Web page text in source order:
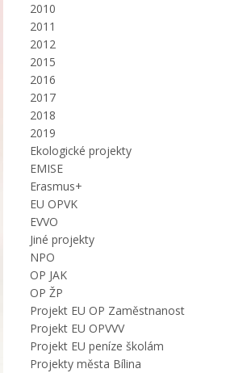
2010
2011
2012
2015
2016
2017
2018
2019
Ekologické projekty
EMISE
Erasmus+
EU OPVK
EVVO
Jiné projekty
NPO
OP JAK
OP ŽP
Projekt EU OP Zaměstnanost
Projekt EU OPVVV
Projekt EU peníze školám
Projekty města Bílina